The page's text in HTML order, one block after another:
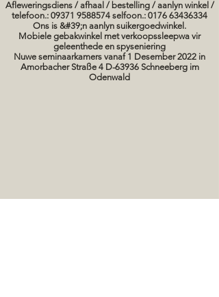
Afleweringsdiens / afhaal / bestelling / aanlyn winkel /
telefoon.: 09371 9588574 selfoon.: 0176 63436334
Ons is &#39;n aanlyn suikergoedwinkel.
Mobiele gebakwinkel met verkoopssleepwa vir
geleenthede en spyseniering
Nuwe seminaarkamers vanaf 1 Desember 2022 in
Amorbacher Straße 4 D-63936 Schneeberg im
Odenwald